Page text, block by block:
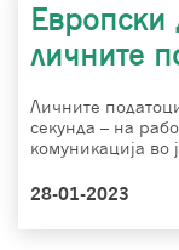
Европски
личните
Личните
секунда – на
комуникација во
28-01-2023